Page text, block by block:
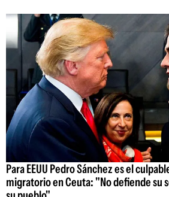
Para EEUU Pedro Sánchez es el
migratorio en Ceuta: "No defiende su